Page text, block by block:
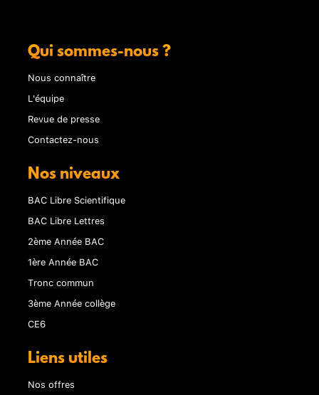
Qui sommes-nous ?
Nous connaître
L'équipe
Revue de presse
Contactez-nous
Nos niveaux
BAC Libre Scientifique
BAC Libre Lettres
2ème Année BAC
1ère Année BAC
Tronc commun
3ème Année collège
CE6
Liens utiles
Nos offres